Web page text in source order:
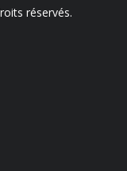
réservés.